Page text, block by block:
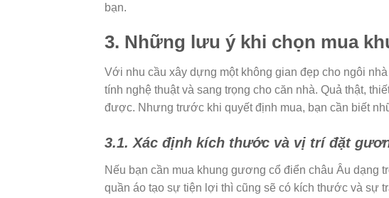
bạn.
3. Những lưu ý khi chọn mua
Với nhu cầu xây dựng một không gian đẹp cho ngôi
tính nghệ thuật và sang trọng cho căn nhà. Quả thật,
được. Nhưng trước khi quyết định mua, bạn cần biết
3.1. Xác định kích thước và vị trí đặt
Nếu bạn cần mua khung gương cổ điển châu Âu dạng
quần áo tạo sự tiện lợi thì cũng sẽ có kích thước và sự